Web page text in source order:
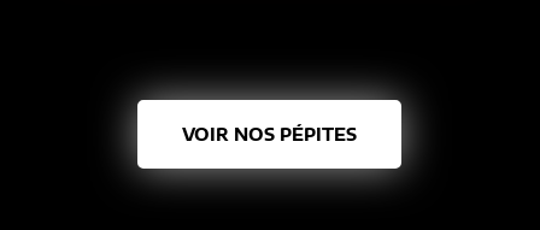
VOIR NOS PÉPITES